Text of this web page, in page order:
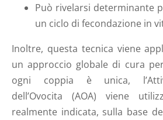
Può rivelarsi determinante
un ciclo di fecondazione in
Inoltre, questa tecnica viene
un approccio globale di cura
ogni coppia è unica,
dell’Ovocita (AOA) viene
realmente indicata, sulla base